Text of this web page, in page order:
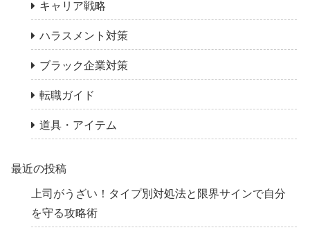
キャリア戦略
ハラスメント対策
ブラック企業対策
転職ガイド
道具・アイテム
最近の投稿
上司がうざい！タイプ別対処法と限界サインで自分
を守る攻略術